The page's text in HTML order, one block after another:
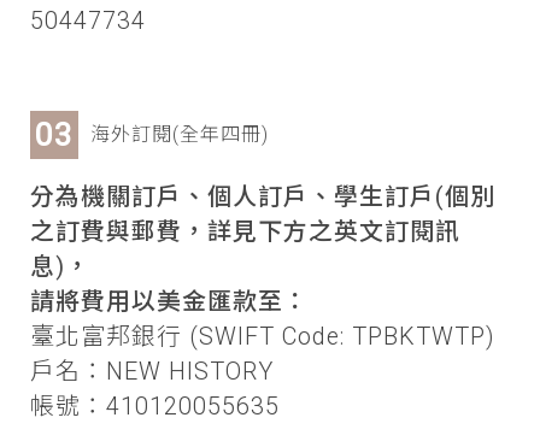
50447734
海外訂閱(全年四冊)
分為機關訂戶、個人訂戶、學生訂戶(個別
之訂費與郵費，詳見下方之英文訂閱訊
息)，
請將費用以美金匯款至：
臺北富邦銀行 (SWIFT Code: TPBKTWTP)
戶名：NEW HISTORY
帳號：410120055635